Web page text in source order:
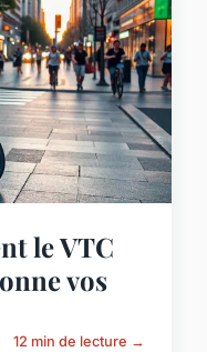
le VTC
vos
12 min de lecture →